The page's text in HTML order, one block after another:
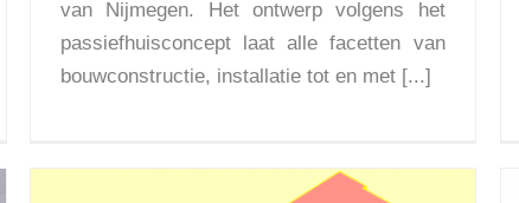
van Nijmegen. Het ontwerp volgens het
passiefhuisconcept laat alle facetten van
bouwconstructie, installatie tot en met [...]